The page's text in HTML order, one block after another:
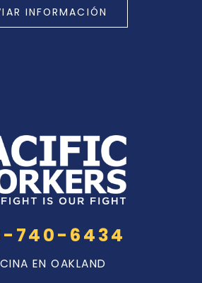
INFORMACIÓN
740-6434
EN OAKLAND